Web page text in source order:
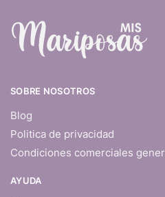
SOBRE NOSOTROS
Blog
Politica de privacidad
Condiciones comerciales
AYUDA